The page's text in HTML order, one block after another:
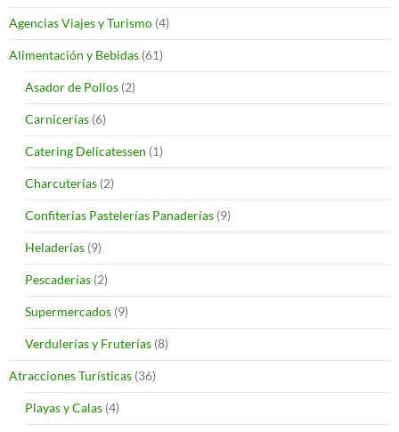
Agencias Viajes y Turismo (4)
Alimentación y Bebidas (61)
Asador de Pollos (2)
Carnicerías (6)
Catering Delicatessen (1)
Charcuterías (2)
Confiterías Pastelerías Panaderías (9)
Heladerías (9)
Pescaderías (2)
Supermercados (9)
Verdulerías y Fruterías (8)
Atracciones Turísticas (36)
Playas y Calas (4)